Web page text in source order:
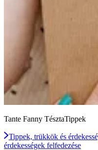
Tante Fanny TésztaTippek
Tippek, trükkök és
érdekességek felfedezése